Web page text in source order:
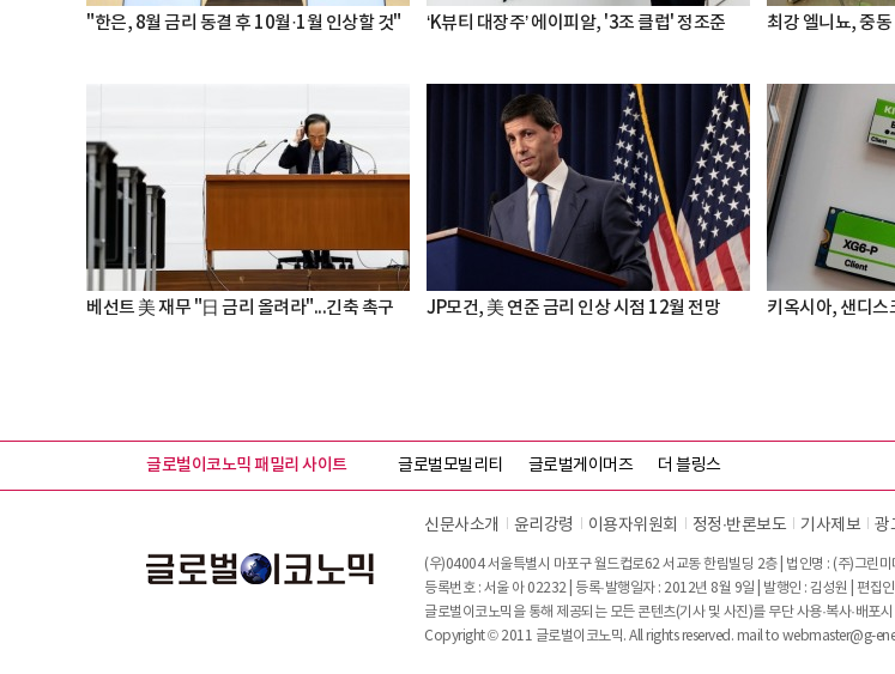
"한은, 8월 금리 동결 후 10월·1월 인상할 것" ‘K뷰티 대장주’ 에이피알, '3조 클럽' 정조준 최강 엘니뇨, 중
베선트 美 재무 "日 금리 올려라"...긴축 촉구 JP모건, 美 연준 금리 인상 시점 12월 전망 키옥시아, 샌디스
글로벌이코노믹 패밀리 사이트 글로벌모빌리티 글로벌게이머즈 더 블링스
신문사소개 윤리강령 이용자위원회 정정∙반론보도 기사제보 광
(우)04004 서울특별시 마포구 월드컵로62 서교동 한림빌딩 2층 | 법인명 : (주)그린
등록번호 : 서울 아 02232 | 등록·발행일자 : 2012년 8월 9일 | 발행인 : 김성원 | 편집
글로벌이코노믹을 통해 제공되는 모든 콘텐츠(기사 및 사진)를 무단 사용·복사·배포
Copyright © 2011 글로벌이코노믹. All rights reserved. mail to webmaster@g-